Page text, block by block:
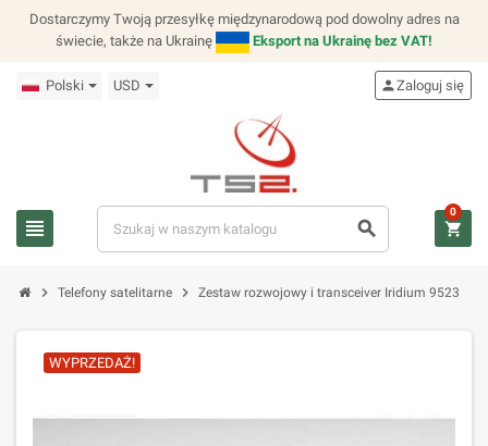
Dostarczymy Twoją przesyłkę międzynarodową pod dowolny adres na
świecie, także na Ukrainę
Eksport na Ukrainę bez VAT!
Polski USD
view_headline search
personZaloguj się
shopping_cart
0
chevron_right Telefony satelitarne chevron_right Zestaw rozwojowy i transceiver Iridium 9523
WYPRZEDAŻ!